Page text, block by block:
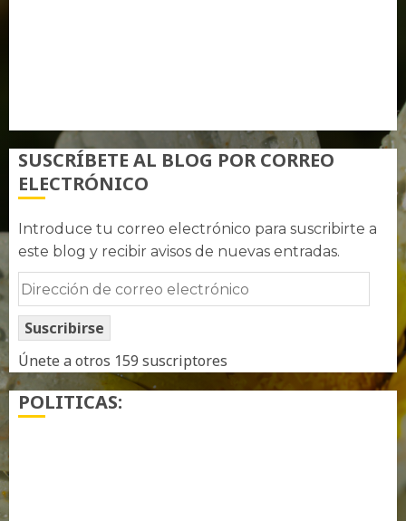
SUSCRÍBETE AL BLOG POR CORREO
ELECTRÓNICO
Introduce tu correo electrónico para suscribirte a
este blog y recibir avisos de nuevas entradas.
Dirección
de
correo
electrónico
Suscribirse
Únete a otros 159 suscriptores
POLITICAS: